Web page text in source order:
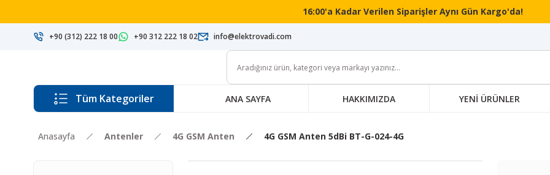
16:00'a Kadar Verilen Siparişler Aynı Gün Kargo'da!
+90 (312) 222 18 00 +90 312 222 18 02 info@elektrovadi.com
Tüm Kategoriler ANA SAYFA HAKKIMIZDA YENİ ÜRÜNLER
Anasayfa Antenler 4G GSM Anten 4G GSM Anten 5dBi BT-G-024-4G